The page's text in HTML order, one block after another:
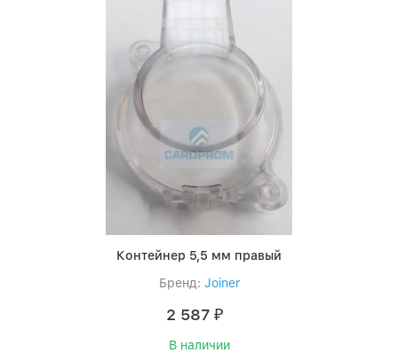
Контейнер 5,5 мм правый
Бренд: Joiner
2 587 ₽
В наличии